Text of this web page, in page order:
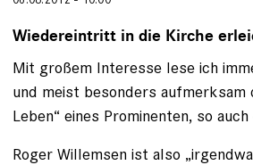
Wiedereintritt in die Kirche
Mit großem Interesse lese ich
und meist besonders aufmerksam
Leben“ eines Prominenten, so
Roger Willemsen ist also